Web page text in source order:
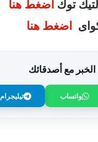
توك اضغط هنا
اضغط هنا
مع أصدقائك
واتساب تيليجرام